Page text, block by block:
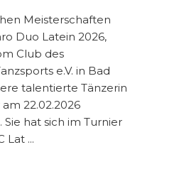
Meisterschaften
Duo Latein 2026,
Club des
e.V. in Bad
talentierte Tänzerin
22.02.2026
hat sich im Turnier
Lat